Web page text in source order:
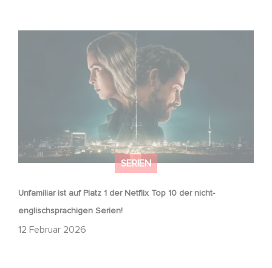
SERIEN
Unfamiliar ist auf Platz 1 der Netflix Top 10 der nicht-
englischsprachigen Serien!
12 Februar 2026
Unfamiliar ist auf Platz 1 der Netflix Top 10 der nicht-
englischsprachigen Serien!